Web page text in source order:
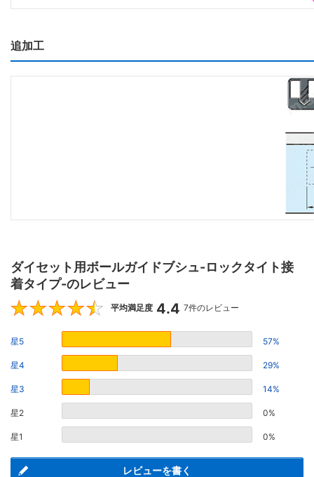
追加工
ダイセット用ボールガイドブシュ-ロックタイト接
着タイプ-のレビュー
4.4
平均満足度 4.4 7件のレビュー
星5 57%
星4 29%
星3 14%
星2 0%
星1 0%
レビューを書く